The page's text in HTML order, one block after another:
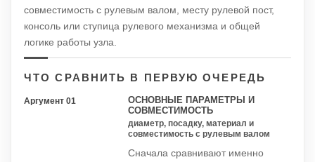
совместимость с рулевым валом, месту рулевой пост,
консоль или ступица рулевого механизма и общей
логике работы узла.
ЧТО СРАВНИТЬ В ПЕРВУЮ ОЧЕРЕДЬ
Аргумент 01
ОСНОВНЫЕ ПАРАМЕТРЫ И
СОВМЕСТИМОСТЬ
диаметр, посадку, материал и
совместимость с рулевым валом
Сначала сравнивают именно